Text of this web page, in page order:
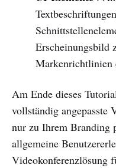
Erscheinungsbild
Markenrichtlinien
Am Ende dieses
vollständig angepasste
nur zu Ihrem Branding
allgemeine
Videokonferenzlösung